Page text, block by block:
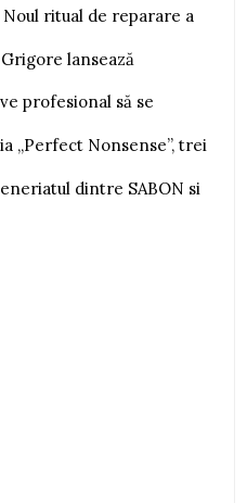
ritual de reparare a
lansează
profesional să se
„Perfect Nonsense”, trei
dintre SABON si